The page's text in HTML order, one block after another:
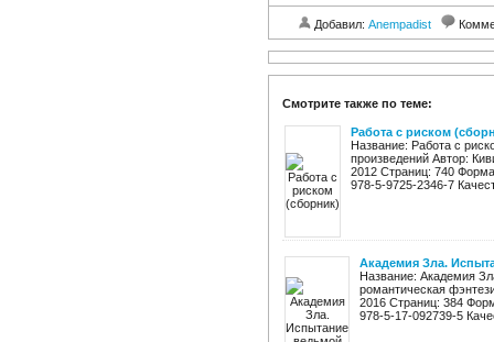
Добавил: Anempadist
Смотрите также по теме:
Работа с риском
Название: Работа с
произведений Автор:
2012 Страниц: 740
978-5-9725-2346-7
Академия Зла.
Название: Академия
романтическая
2016 Страниц: 384
978-5-17-092739-5